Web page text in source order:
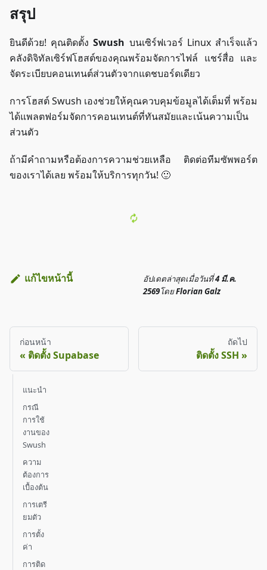
สรุป
ยินดีด้วย! คุณติดตั้งSwush บนเซิร์ฟเวอร์ Linux สำเร็จแล้ว
คลังดิจิทัลเซิร์ฟโฮสต์ของคุณพร้อมจัดการไฟล์ แชร์สื่อ และ
จัดระเบียบคอนเทนต์ส่วนตัวจากแดชบอร์ดเดียว
การโฮสต์ Swush เองช่วยให้คุณควบคุมข้อมูลได้เต็มที่ พร้อม
ได้แพลตฟอร์มจัดการคอนเทนต์ที่ทันสมัยและเน้นความเป็น
ส่วนตัว
ถ้ามีคำถามหรือต้องการความช่วยเหลือ ติดต่อทีมซัพพอร์ต
ของเราได้เลย พร้อมให้บริการทุกวัน! 🙂
แก้ไขหน้านี้ อัปเดตล่าสุดเมื่อวันที่4 มี.ค.
2569โดยFlorian Galz
ก่อนหน้า
ติดตั้ง Supabase
ถัดไป
ติดตั้ง SSH
แนะนำ
กรณี
การใช้
งานของ
Swush
ความ
ต้องการ
เบื้องต้น
การเตรี
ยมตัว
การตั้ง
ค่า
การติด